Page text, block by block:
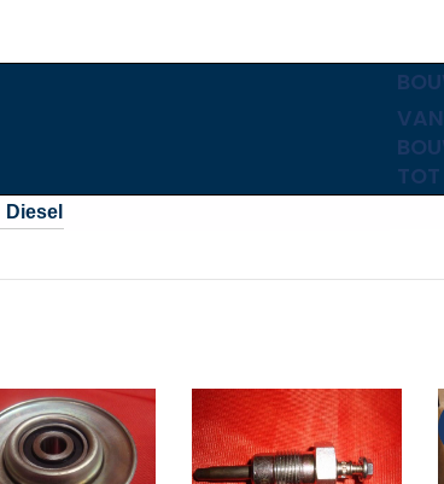
TOT
Diesel